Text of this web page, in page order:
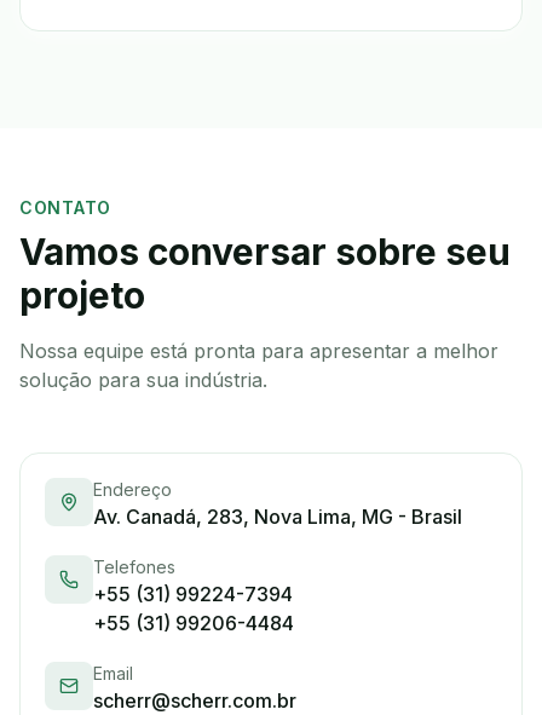
CONTATO
Vamos conversar sobre seu
projeto
Nossa equipe está pronta para apresentar a melhor
solução para sua indústria.
Endereço
Av. Canadá, 283, Nova Lima, MG - Brasil
Telefones
+55 (31) 99224-7394
+55 (31) 99206-4484
Email
scherr@scherr.com.br